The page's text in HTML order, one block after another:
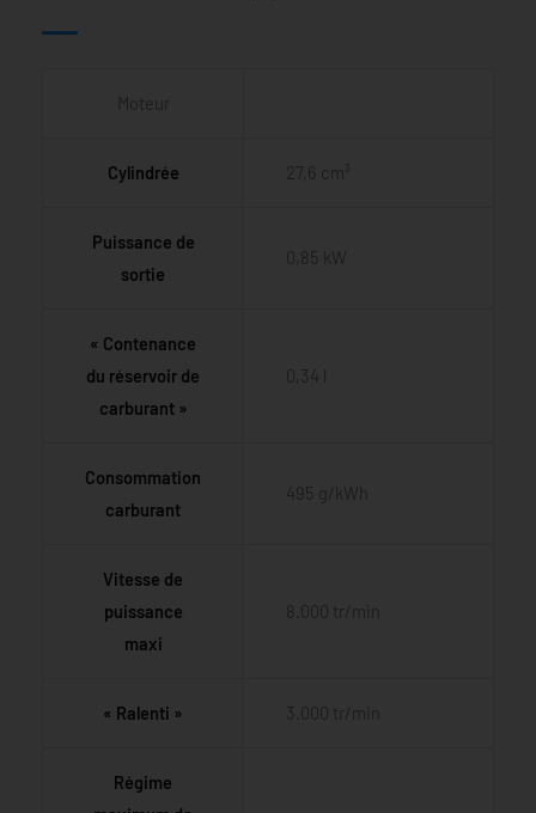
Moteur
Cylindrée 27,6 cm³
Puissance de
sortie
0,85 kW
« Contenance
du réservoir de
carburant »
0,34 l
Consommation
carburant
495 g/kWh
Vitesse de
puissance
maxi
8.000 tr/min
« Ralenti » 3.000 tr/min
Régime